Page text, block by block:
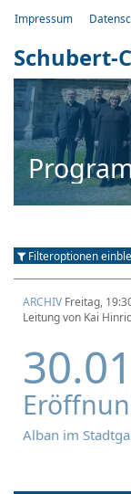
Impressum
Schubert-
Filteroptionen
ARCHIV Freitag,
Leitung von Kai
Alban im